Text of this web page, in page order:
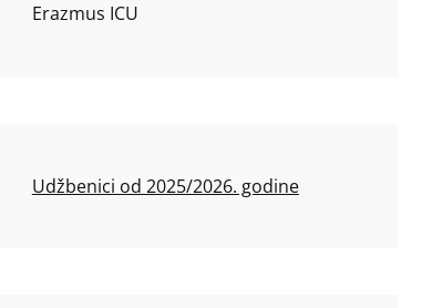
Erazmus ICU
Udžbenici od 2025/2026. godine